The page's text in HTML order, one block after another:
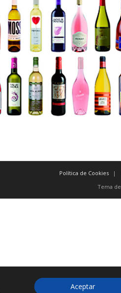
Política de Cookies
Tema de
Aceptar